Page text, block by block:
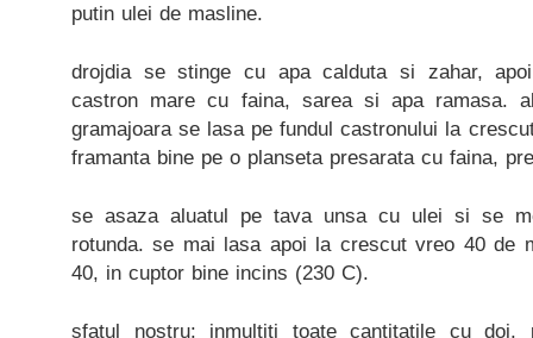
putin ulei de masline.
drojdia se stinge cu apa calduta si zahar,
castron mare cu faina, sarea si apa ramasa.
gramajoara se lasa pe fundul castronului la
framanta bine pe o planseta presarata cu faina,
se asaza aluatul pe tava unsa cu ulei si se
rotunda. se mai lasa apoi la crescut vreo 40 de
40, in cuptor bine incins (230 C).
sfatul nostru: inmultiti toate cantitatile cu doi,